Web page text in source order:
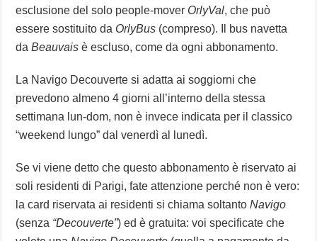
esclusione del solo people-mover OrlyVal, che può
essere sostituito da OrlyBus (compreso). Il bus navetta
daBeauvais è escluso, come da ogni abbonamento.
La Navigo Decouverte si adatta ai soggiorni che
prevedono almeno 4 giorni all’interno della stessa
settimana lun-dom, non è invece indicata per il classico
“weekend lungo” dal venerdì al lunedì.
Se vi viene detto che questo abbonamento è riservato ai
soli residenti di Parigi, fate attenzione perché non è vero:
la card riservata ai residenti si chiama soltantoNavigo
(senza “Decouverte”) ed è gratuita: voi specificate che